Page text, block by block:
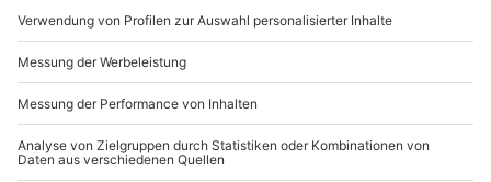
Teilnehmer
Gutschein gültig für 1 Person
Gruppengröße: 8-30 Personen
Hinweis
Nebenkosten wie Mautgebühren sowie Fahrten
mit Bergbahnen sind im Preis nicht enthalten
Artikelnummer:48376
Andere Produkte entdecken